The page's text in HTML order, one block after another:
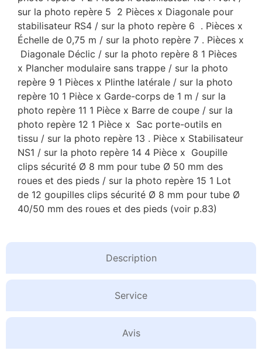
Description
Service
Avis
sur la photo repère 5 2 Pièces x Diagonale pour
stabilisateur RS4 / sur la photo repère 6 . Pièces x
Échelle de 0,75 m / sur la photo repère 7 . Pièces x
Diagonale Déclic / sur la photo repère 8 1 Pièces
x Plancher modulaire sans trappe / sur la photo
repère 9 1 Pièces x Plinthe latérale / sur la photo
repère 10 1 Pièce x Garde-corps de 1 m / sur la
photo repère 11 1 Pièce x Barre de coupe / sur la
photo repère 12 1 Pièce x Sac porte-outils en
tissu / sur la photo repère 13 . Pièce x Stabilisateur
NS1 / sur la photo repère 14 4 Pièce x Goupille
clips sécurité Ø 8 mm pour tube Ø 50 mm des
roues et des pieds / sur la photo repère 15 1 Lot
de 12 goupilles clips sécurité Ø 8 mm pour tube Ø
40/50 mm des roues et des pieds (voir p.83)